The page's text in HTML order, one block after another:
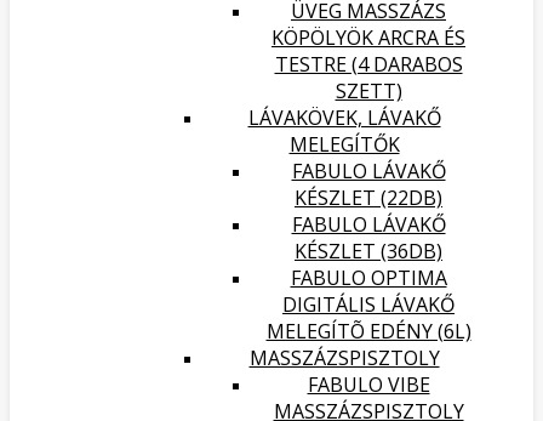
ÜVEG MASSZÁZS
KÖPÖLYÖK ARCRA ÉS
TESTRE (4 DARABOS
SZETT)
LÁVAKÖVEK, LÁVAKŐ
MELEGÍTŐK
FABULO LÁVAKŐ
KÉSZLET (22DB)
FABULO LÁVAKŐ
KÉSZLET (36DB)
FABULO OPTIMA
DIGITÁLIS LÁVAKŐ
MELEGÍTÕ EDÉNY (6L)
MASSZÁZSPISZTOLY
FABULO VIBE
MASSZÁZSPISZTOLY